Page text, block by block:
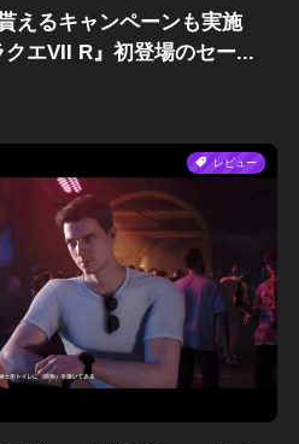
えるキャンペーンも実施
エVII R』初登場のセー...
レビュー